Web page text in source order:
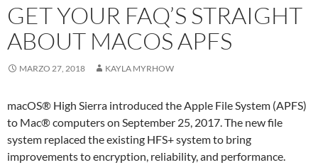
GET YOUR FAQ’S STRAIGHT
ABOUT MACOS APFS
MARZO 27, 2018 KAYLA MYRHOW
macOS® High Sierra introduced the Apple File System (APFS)
to Mac® computers on September 25, 2017. The new file
system replaced the existing HFS+ system to bring
improvements to encryption, reliability, and performance.